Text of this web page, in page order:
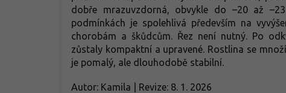
dobře mrazuvzdorná, obvykle do –20 až
podmínkách je spolehlivá především na
chorobám a škůdcům. Řez není nutný. Po
zůstaly kompaktní a upravené. Rostlina se
je pomalý, ale dlouhodobě stabilní.
Autor: Kamila | Revize: 8. 1. 2026